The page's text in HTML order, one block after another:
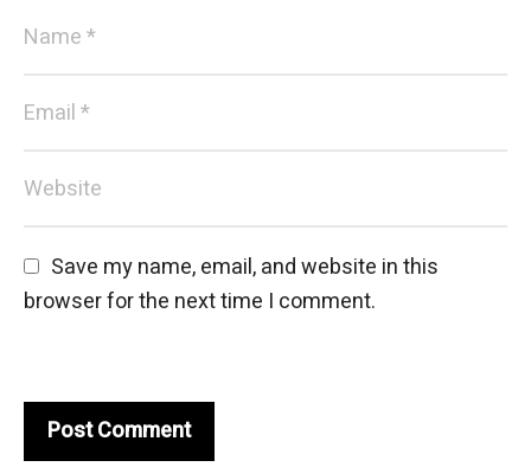
Save my name, email, and website in this
browser for the next time I comment.